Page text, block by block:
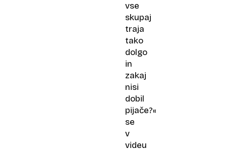
vse
skupaj
traja
tako
dolgo
in
zakaj
nisi
dobil
pijače?«
se
v
videu